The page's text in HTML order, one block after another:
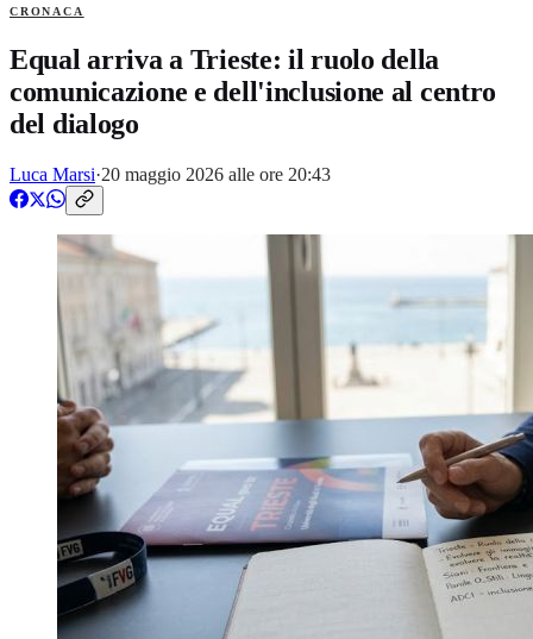
CRONACA
Equal arriva a Trieste: il ruolo della
comunicazione e dell'inclusione al centro
del dialogo
Luca Marsi·20 maggio 2026 alle ore 20:43